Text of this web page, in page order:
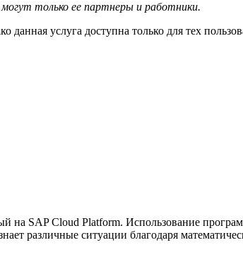
только ее партнеры и работники.
услуга доступна только для тех
на SAP Cloud Platform. Использование
различные ситуации благодаря